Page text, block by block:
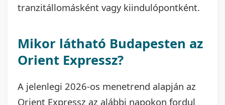
tranzitállomásként vagy kiindulópontként.
Mikor látható Budapesten az
Orient Expressz?
A jelenlegi 2026-os menetrend alapján az
Orient Expressz az alábbi napokon fordul